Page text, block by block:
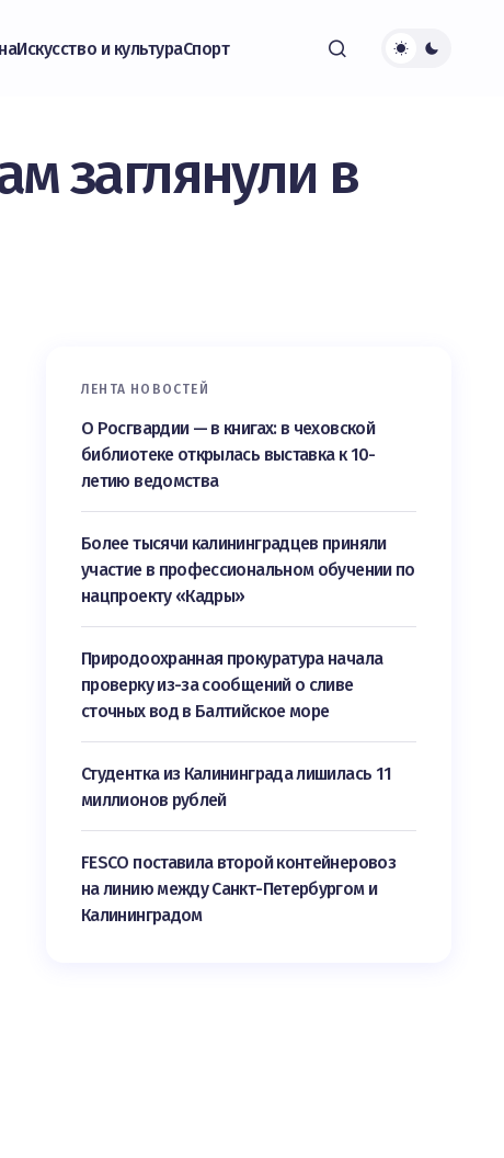
Искусство и культураСпорт
заглянули в
ЛЕНТА НОВОСТЕЙ
О Росгвардии — в книгах: в чеховской
библиотеке открылась выставка к 10-
летию ведомства
Более тысячи калининградцев приняли
участие в профессиональном обучении по
нацпроекту «Кадры»
Природоохранная прокуратура начала
проверку из-за сообщений о сливе
сточных вод в Балтийское море
Студентка из Калининграда лишилась 11
миллионов рублей
FESCO поставила второй контейнеровоз
на линию между Санкт-Петербургом и
Калининградом